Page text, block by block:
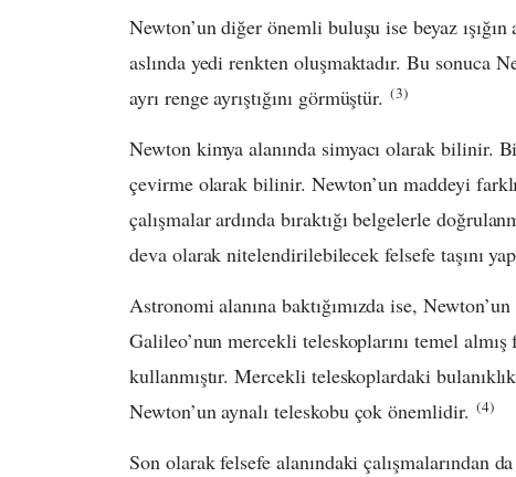
Newton’un diğer önemli buluşu ise beyaz ışığın
aslında yedi renkten oluşmaktadır. Bu sonuca
ayrı renge ayrıştığını görmüştür.(3)
Newton kimya alanında simyacı olarak bilinir.
çevirme olarak bilinir. Newton’un maddeyi
çalışmalar ardında bıraktığı belgelerle
deva olarak nitelendirilebilecek felsefe taşını
Astronomi alanına baktığımızda ise,
Galileo’nun mercekli teleskoplarını temel
kullanmıştır. Mercekli teleskoplardaki
Newton’un aynalı teleskobu çok önemlidir. (4)
Son olarak felsefe alanındaki çalışmalarından